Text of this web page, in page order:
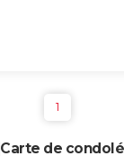
1
Carte de